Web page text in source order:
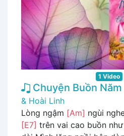
1 Video
Chuyện Buồn Năm
& Hoài Linh
Lòng ngậm [Am] ngùi
[E7] trên vai cao buồn